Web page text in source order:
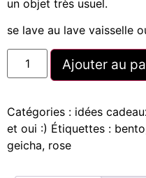
un objet très usuel.
se lave au lave vaisselle
Ajouter au
Catégories : idées
et oui :) Étiquettes : bento
geicha, rose